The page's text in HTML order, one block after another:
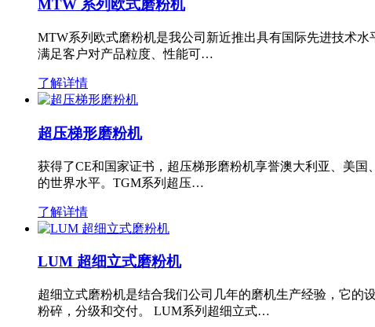
MTW 系列欧式磨粉机
MTW系列欧式磨粉机是我公司新近推出具有国际先进技术
满足客户对产品粒度、性能可…
了解详情
超压梯形磨粉机
获得了CE和国家证书，超压梯形磨粉机享誉澳大利亚、美
的世界水平。TGM系列超压…
了解详情
LUM 超细立式磨粉机
超细立式磨粉机是结合我们公司几年的磨机生产经验，它的
粉碎，分级和交付。 LUM系列超细立式…